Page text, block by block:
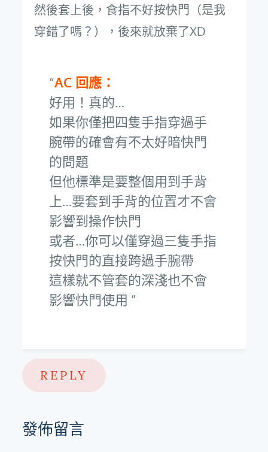
然後套上後，食指不好按快門（是我
穿錯了嗎？），後來就放棄了XD
AC 回應：
好用！真的…
如果你僅把四隻手指穿過手
腕帶的確會有不太好暗快門
的問題
但他標準是要整個用到手背
上…要套到手背的位置才不會
影響到操作快門
或者…你可以僅穿過三隻手指
按快門的直接跨過手腕帶
這樣就不管套的深淺也不會
影響快門使用
REPLY
發佈留言